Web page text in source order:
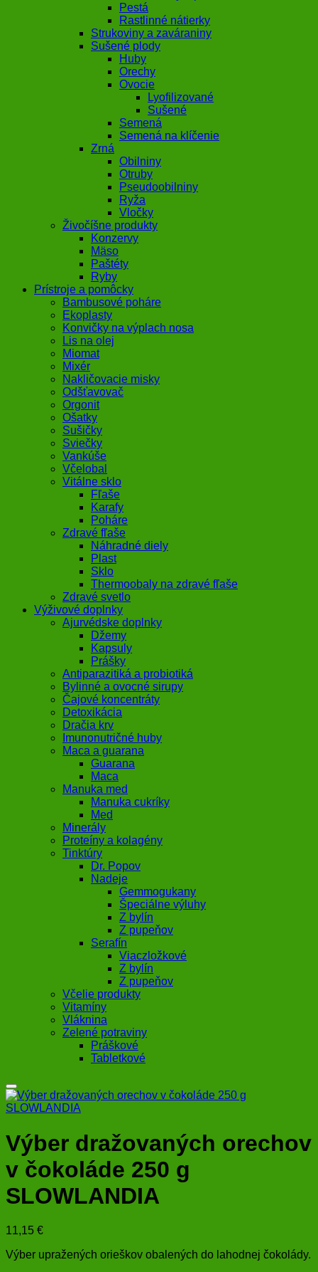
Pestá
Rastlinné nátierky
Strukoviny a zaváraniny
Sušené plody
Huby
Orechy
Ovocie
Lyofilizované
Sušené
Semená
Semená na klíčenie
Zrná
Obilniny
Otruby
Pseudoobilniny
Ryža
Vločky
Živočíšne produkty
Konzervy
Mäso
Paštéty
Ryby
Prístroje a pomôcky
Bambusové poháre
Ekoplasty
Konvičky na výplach nosa
Lis na olej
Miomat
Mixér
Nakličovacie misky
Odšťavovač
Orgonit
Ošatky
Sušičky
Sviečky
Vankúše
Včelobal
Vitálne sklo
Fľaše
Karafy
Poháre
Zdravé fľaše
Náhradné diely
Plast
Sklo
Thermoobaly na zdravé fľaše
Zdravé svetlo
Výživové doplnky
Ajurvédske doplnky
Džemy
Kapsuly
Prášky
Antiparazitiká a probiotiká
Bylinné a ovocné sirupy
Čajové koncentráty
Detoxikácia
Dračia krv
Imunonutričné huby
Maca a guarana
Guarana
Maca
Manuka med
Manuka cukríky
Med
Minerály
Proteíny a kolagény
Tinktúry
Dr. Popov
Nadeje
Gemmogukany
Špeciálne výluhy
Z bylín
Z pupeňov
Serafín
Viaczložkové
Z bylín
Z pupeňov
Včelie produkty
Vitamíny
Vláknina
Zelené potraviny
Práškové
Tabletkové
Výber dražovaných orechov
v čokoláde 250 g
SLOWLANDIA
11,15 €
Výber upražených orieškov obalených do lahodnej čokolády.